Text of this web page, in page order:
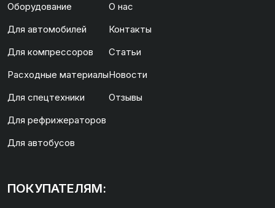
Оборудование
Для автомобилей
Для компрессоров
Расходные материалы
Для спецтехники
Для рефрижераторов
Для автобусов
О нас
Контакты
Статьи
Новости
Отзывы
ПОКУПАТЕЛЯМ: